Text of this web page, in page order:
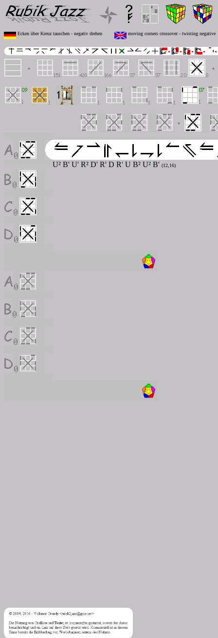
Ecken über Kreuz tauschen - negativ drehen moving corners crossover - twisting negative
U² B' U' R² D' R' D R' U B² U² B' (12,16)